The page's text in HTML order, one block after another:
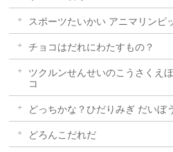
スポーツたいかい アニマリンピ
チョコはだれにわたすもの？
ツクルンせんせいのこうさくえ
コ
どっちかな？ひだりみぎ だいぼ
どろんこだれだ